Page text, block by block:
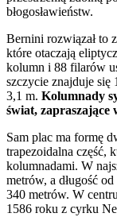
błogosławieństw.
Bernini rozwiązał to
które otaczają
kolumn i 88 filarów
szczycie znajduje
3,1 m. Kolumnady
świat,
Sam plac ma formę
trapezoidalna część,
kolumnadami. W
metrów, a długość
340 metrów. W
1586 roku z cyrku